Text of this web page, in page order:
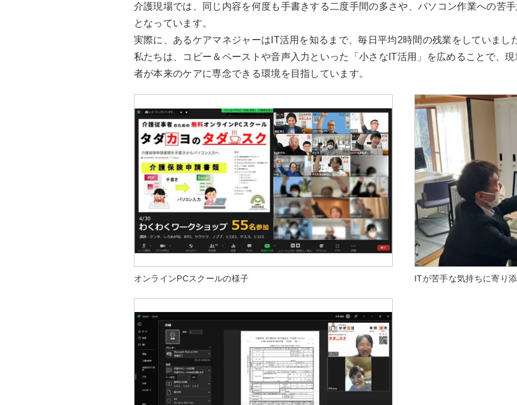
介護現場では、同じ内容を何度も手書きする二度手間の多さや、パソコン作業への苦
となっています。
実際に、あるケアマネジャーはIT活用を知るまで、毎日平均2時間の残業をしていまし
私たちは、コピー＆ペーストや音声入力といった「小さなIT活用」を広めることで、
者が本来のケアに専念できる環境を目指しています。
オンラインPCスクールの様子 ITが苦手な気持ちに寄り